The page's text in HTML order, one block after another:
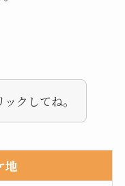
クしてね。
地